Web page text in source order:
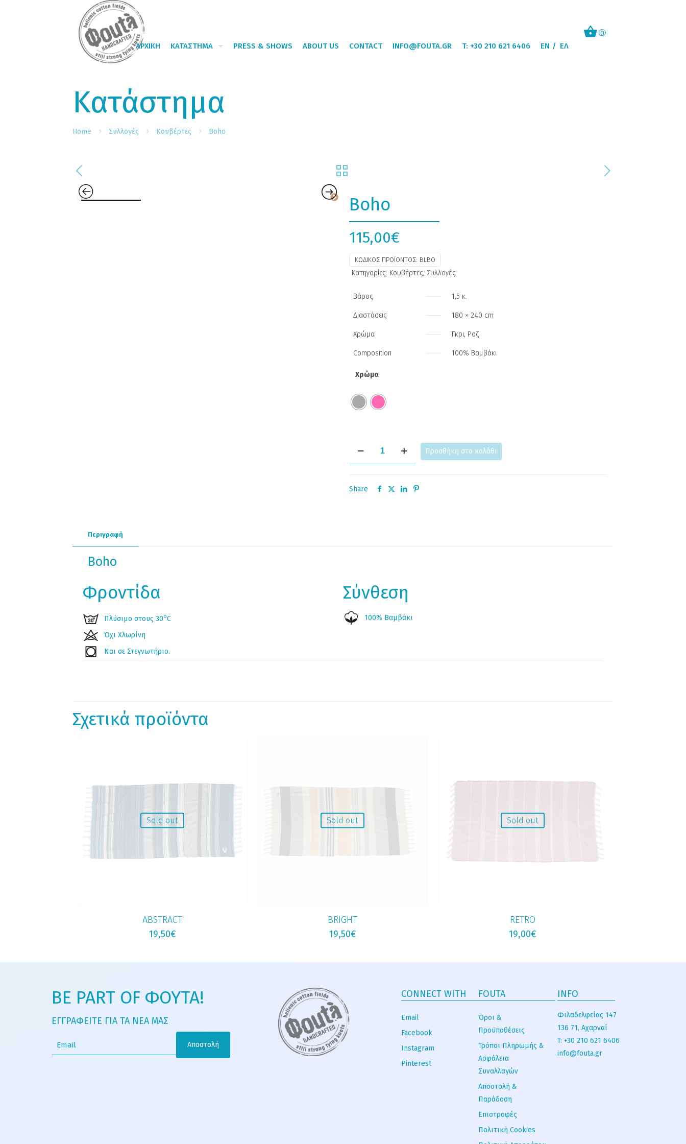
ΑΡΧΙΚΉ ΚΑΤΆΣΤΗΜΑ PRESS & SHOWS ABOUT US CONTACT INFO@FOUTA.GR T: +30 210 621 6406 EN ΕΛ
0
Κατάστημα
Home Συλλογές Κουβέρτες Boho
Boho
115,00€
ΚΩΔΙΚΌΣ ΠΡΟΪΌΝΤΟΣ: BLBO
Κατηγορίες: Κουβέρτες, Συλλογές
Βάρος 1,5 κ.
Διαστάσεις 180 × 240 cm
Χρώμα Γκρι, Ροζ
Composition 100% Βαμβάκι
Χρώμα
Προσθήκη στο καλάθι
Share
Περιγραφή
Boho
Φροντίδα
Πλύσιμο στους 30οC
Όχι Χλωρίνη
Ναι σε Στεγνωτήριο.
Σύνθεση
100% Βαμβάκι
Σχετικά προϊόντα
Sold out
ABSTRACT
19,50€
Sold out
BRIGHT
19,50€
Sold out
RETRO
19,00€
BE PART OF ΦΟΥΤΑ!
ΕΓΓΡΑΦΕΙΤΕ ΓΙΑ ΤΑ ΝΕΑ ΜΑΣ
CONNECT WITH
Email
Facebook
Instagram
Pinterest
FOUTA
Όροι &
Προϋποθέσεις
Τρόποι Πληρωμής &
Ασφάλεια
Συναλλαγών
Αποστολή &
Παράδοση
Επιστροφές
Πολιτική Cookies
INFO
Φιλαδελφείας 147
136 71, Αχαρναί
T: +30 210 621 6406
info@fouta.gr